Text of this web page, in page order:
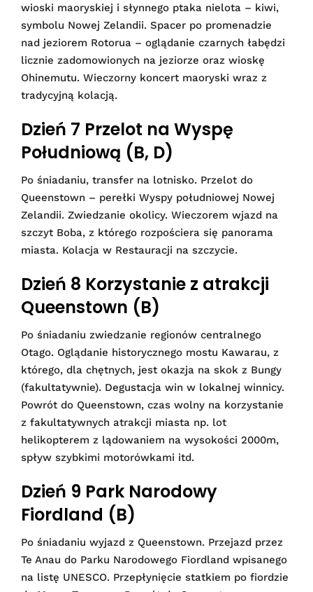
wioski maoryskiej i słynnego ptaka nielota – kiwi,
symbolu Nowej Zelandii. Spacer po promenadzie
nad jeziorem Rotorua – oglądanie czarnych łabędzi
licznie zadomowionych na jeziorze oraz wioskę
Ohinemutu. Wieczorny koncert maoryski wraz z
tradycyjną kolacją.
Dzień 7 Przelot na Wyspę
Południową (B, D)
Po śniadaniu, transfer na lotnisko. Przelot do
Queenstown – perełki Wyspy południowej Nowej
Zelandii. Zwiedzanie okolicy. Wieczorem wjazd na
szczyt Boba, z którego rozpościera się panorama
miasta. Kolacja w Restauracji na szczycie.
Dzień 8 Korzystanie z atrakcji
Queenstown (B)
Po śniadaniu zwiedzanie regionów centralnego
Otago. Oglądanie historycznego mostu Kawarau, z
którego, dla chętnych, jest okazja na skok z Bungy
(fakultatywnie). Degustacja win w lokalnej winnicy.
Powrót do Queenstown, czas wolny na korzystanie
z fakultatywnych atrakcji miasta np. lot
helikopterem z lądowaniem na wysokości 2000m,
spływ szybkimi motorówkami itd.
Dzień 9 Park Narodowy
Fiordland (B)
Po śniadaniu wyjazd z Queenstown. Przejazd przez
Te Anau do Parku Narodowego Fiordland wpisanego
na listę UNESCO. Przepłynięcie statkiem po fiordzie